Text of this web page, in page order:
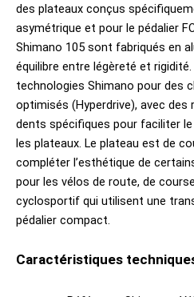
des plateaux conçus
asymétrique et pour le pédalier
Shimano 105 sont fabriqués en
équilibre entre légèreté et
technologies Shimano pour des
optimisés (Hyperdrive), avec
dents spécifiques pour faciliter
les plateaux. Le plateau est de
compléter l’esthétique de
pour les vélos de route, de
cyclosportif qui utilisent une
pédalier compact.
Caractéristiques